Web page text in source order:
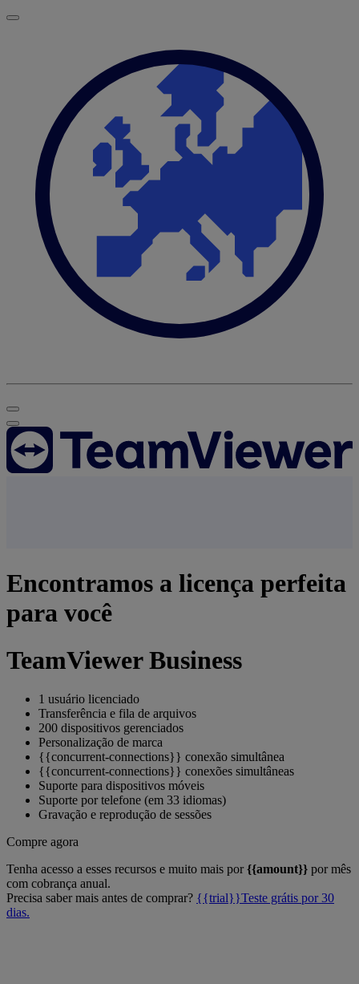
Encontramos a licença perfeita
para você
TeamViewer Business
1 usuário licenciado
Transferência e fila de arquivos
200 dispositivos gerenciados
Personalização de marca
{{concurrent-connections}} conexão simultânea
{{concurrent-connections}} conexões simultâneas
Suporte para dispositivos móveis
Suporte por telefone (em 33 idiomas)
Gravação e reprodução de sessões
Compre agora
Tenha acesso a esses recursos e muito mais por{{amount}} por mês
com cobrança anual.
Precisa saber mais antes de comprar? {{trial}}Teste grátis por 30
dias.